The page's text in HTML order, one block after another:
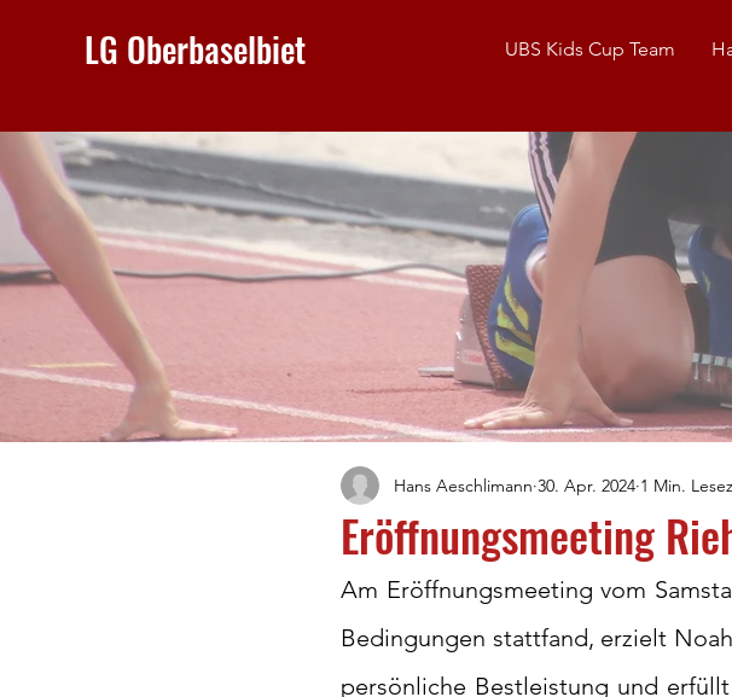
LG Oberbaselbiet UBS Kids Cup Team
Eröffnungsmeeting
Hans Aeschlimann 30. Apr. 2024 1 Min.
Am Eröffnungsmeeting vom
Bedingungen stattfand, erzielt
persönliche Bestleistung und